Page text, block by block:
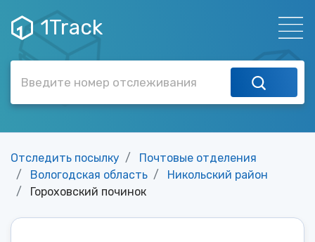
1Track
Отследить посылку
Почтовые отделения
Вологодская область
Никольский район
Гороховский починок